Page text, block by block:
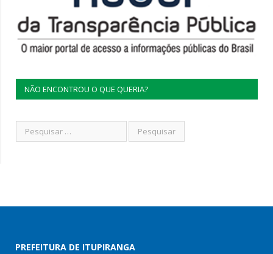
NÃO ENCONTROU O QUE QUERIA?
PREFEITURA DE ITUPIRANGA